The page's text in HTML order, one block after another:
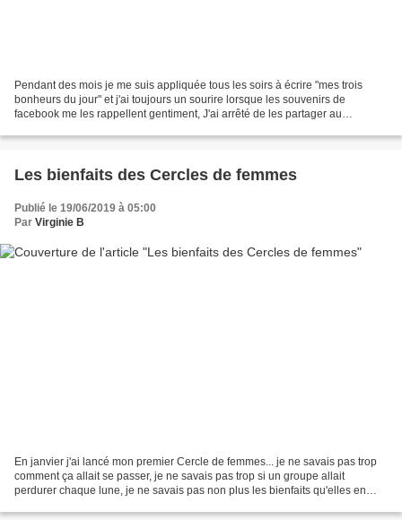
Pendant des mois je me suis appliquée tous les soirs à écrire "mes trois
bonheurs du jour" et j'ai toujours un sourire lorsque les souvenirs de
facebook me les rappellent gentiment, J'ai arrêté de les partager au
Les bienfaits des Cercles de femmes
Publié le 19/06/2019 à 05:00
Par Virginie B
En janvier j'ai lancé mon premier Cercle de femmes... je ne savais pas trop
comment ça allait se passer, je ne savais pas trop si un groupe allait
perdurer chaque lune, je ne savais pas non plus les bienfaits qu'elles en